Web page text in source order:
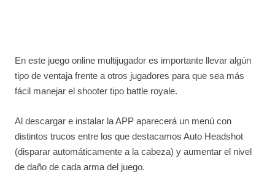
En este juego online multijugador es importante llevar algún
tipo de ventaja frente a otros jugadores para que sea más
fácil manejar el shooter tipo battle royale.
Al descargar e instalar la APP aparecerá un menú con
distintos trucos entre los que destacamos Auto Headshot
(disparar automáticamente a la cabeza) y aumentar el nivel
de daño de cada arma del juego.